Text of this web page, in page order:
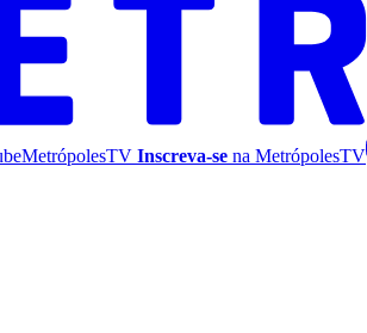
MetrópolesTV Inscreva-se na MetrópolesTV